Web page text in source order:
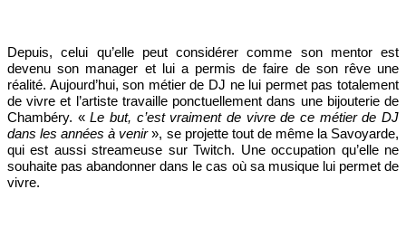
Depuis, celui qu’elle peut considérer comme son mentor est
devenu son manager et lui a permis de faire de son rêve une
réalité. Aujourd’hui, son métier de DJ ne lui permet pas totalement
de vivre et l’artiste travaille ponctuellement dans une bijouterie de
Chambéry. «Le but, c’est vraiment de vivre de ce métier de DJ
dans les années à venir», se projette tout de même la Savoyarde,
qui est aussi streameuse sur Twitch. Une occupation qu’elle ne
souhaite pas abandonner dans le cas où sa musique lui permet de
vivre.